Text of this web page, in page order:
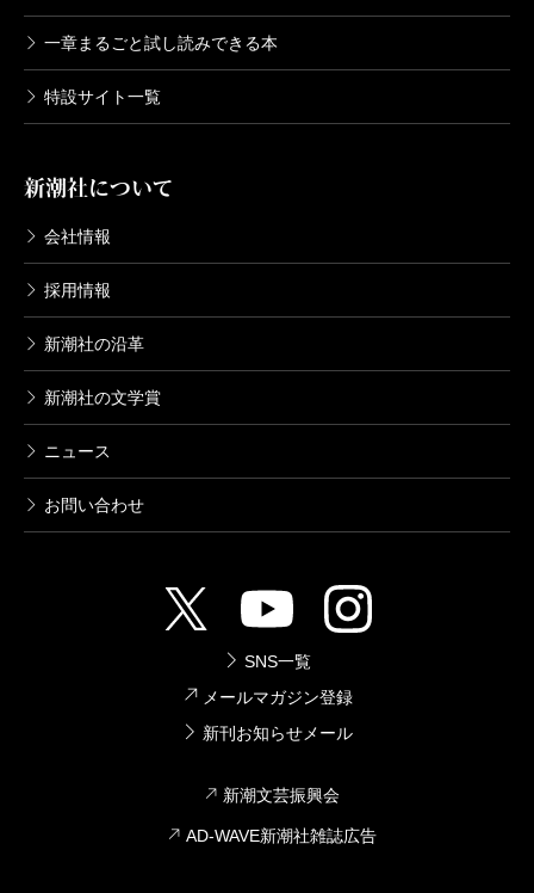
一章まるごと試し読みできる本
特設サイト一覧
新潮社について
会社情報
採用情報
新潮社の沿革
新潮社の文学賞
ニュース
お問い合わせ
SNS一覧
メールマガジン登録
新刊お知らせメール
新潮文芸振興会
AD-WAVE新潮社雑誌広告